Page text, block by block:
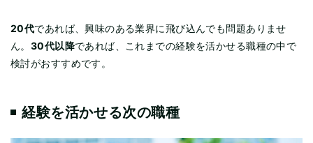
20代であれば、興味のある業界に飛び込んでも問題ありませ
ん。 30代以降であれば、これまでの経験を活かせる職種の中で
検討がおすすめです。
経験を活かせる次の職種